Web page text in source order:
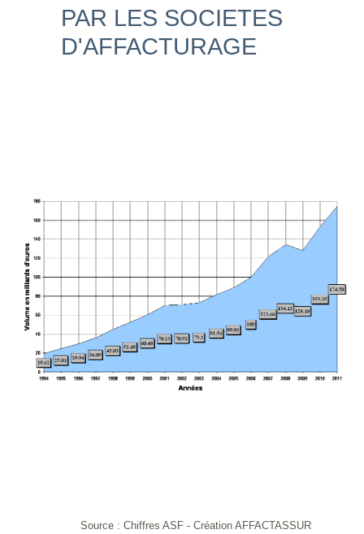
PAR LES SOCIETES
D'AFFACTURAGE
Source : Chiffres ASF - Création AFFACTASSUR